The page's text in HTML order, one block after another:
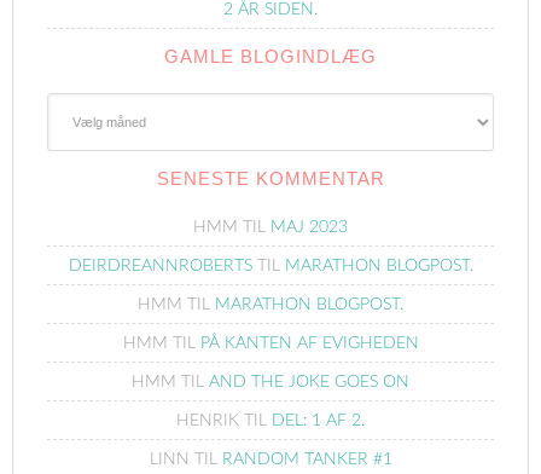
2 ÅR SIDEN.
GAMLE BLOGINDLÆG
SENESTE KOMMENTAR
HMM TIL MAJ 2023
DEIRDREANNROBERTSTIL MARATHON BLOGPOST.
HMM TIL MARATHON BLOGPOST.
HMM TIL PÅ KANTEN AF EVIGHEDEN
HMM TIL AND THE JOKE GOES ON
HENRIK TIL DEL: 1 AF 2.
LINN TIL RANDOM TANKER #1